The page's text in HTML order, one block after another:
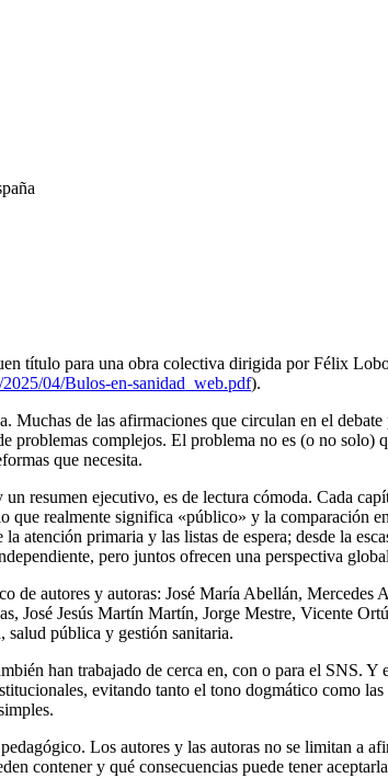
título para una obra colectiva dirigida por Félix
04/Bulos-en-sanidad_web.pdf).
Muchas de las afirmaciones que circulan en el
problemas complejos. El problema no es (o no solo)
que necesita.
resumen ejecutivo, es de lectura cómoda. Cada
que realmente significa «público» y la comparación
atención primaria y las listas de espera; desde la
pero juntos ofrecen una perspectiva
de autores y autoras: José María Abellán,
José Jesús Martín Martín, Jorge Mestre, Vicente
salud pública y gestión sanitaria.
han trabajado de cerca en, con o para el SNS.
evitando tanto el tono dogmático como
Los autores y las autoras no se limitan a
contener y qué consecuencias puede tener